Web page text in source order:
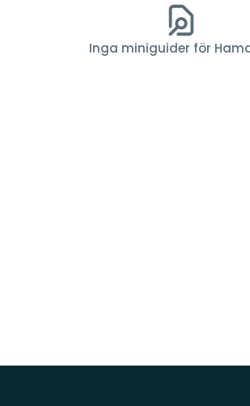
Inga miniguider för